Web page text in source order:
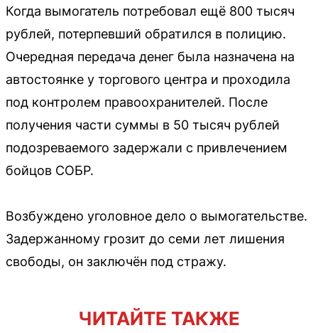
Когда вымогатель потребовал ещё 800 тысяч
рублей, потерпевший обратился в полицию.
Очередная передача денег была назначена на
автостоянке у торгового центра и проходила
под контролем правоохранителей. После
получения части суммы в 50 тысяч рублей
подозреваемого задержали с привлечением
бойцов СОБР.
Возбуждено уголовное дело о вымогательстве.
Задержанному грозит до семи лет лишения
свободы, он заключён под стражу.
ЧИТАЙТЕ ТАКЖЕ